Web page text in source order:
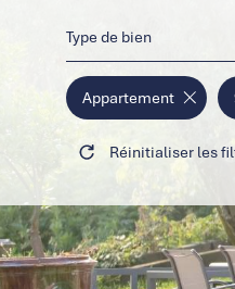
Type de bien
Appartement
Réinitialiser les